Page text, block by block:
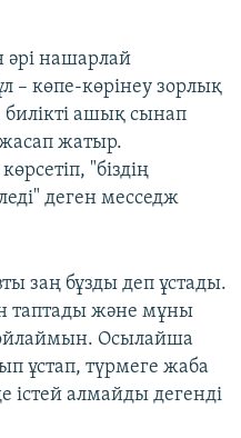
әрі нашарлай
– көпе-көрінеу зорлық
билікті ашық сынап
жатыр.
"біздің
деген месседж
заң бұзды деп ұстады.
таптады және мұны
Осылайша
ұстап, түрмеге жаба
істей алмайды дегенді